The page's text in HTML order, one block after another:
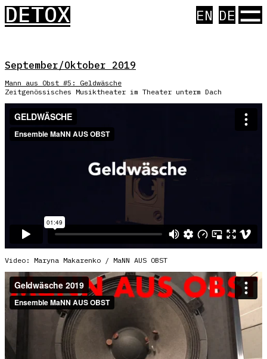
DETOX EN DE ☰
September/Oktober 2019
Mann aus Obst #5: Geldwäsche
Zeitgenössisches Musiktheater im Theater unterm Dach
Video: Maryna Makarenko / MaNN AUS OBST